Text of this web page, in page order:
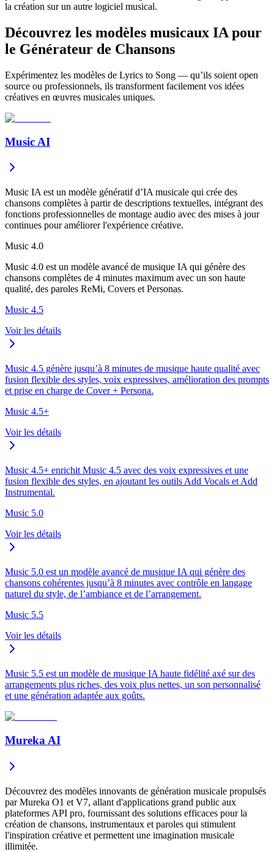
la création sur un autre logiciel musical.
Découvrez les modèles musicaux IA pour
le Générateur de Chansons
Expérimentez les modèles de Lyrics to Song — qu’ils soient open
source ou professionnels, ils transforment facilement vos idées
créatives en œuvres musicales uniques.
Music AI
Music IA est un modèle génératif d’IA musicale qui crée des
chansons complètes à partir de descriptions textuelles, intégrant des
fonctions professionnelles de montage audio avec des mises à jour
continues pour améliorer l'expérience créative.
Music 4.0
Music 4.0 est un modèle avancé de musique IA qui génère des
chansons complètes de 4 minutes maximum avec un son haute
qualité, des paroles ReMi, Covers et Personas.
Music 4.5
Voir les détails
Music 4.5 génère jusqu’à 8 minutes de musique haute qualité avec
fusion flexible des styles, voix expressives, amélioration des prompts
et prise en charge de Cover + Persona.
Music 4.5+
Voir les détails
Music 4.5+ enrichit Music 4.5 avec des voix expressives et une
fusion flexible des styles, en ajoutant les outils Add Vocals et Add
Instrumental.
Music 5.0
Voir les détails
Music 5.0 est un modèle avancé de musique IA qui génère des
chansons cohérentes jusqu’à 8 minutes avec contrôle en langage
naturel du style, de l’ambiance et de l’arrangement.
Music 5.5
Voir les détails
Music 5.5 est un modèle de musique IA haute fidélité axé sur des
arrangements plus riches, des voix plus nettes, un son personnalisé
et une génération adaptée aux goûts.
Mureka AI
Découvrez des modèles innovants de génération musicale propulsés
par Mureka O1 et V7, allant d'applications grand public aux
plateformes API pro, fournissant des solutions efficaces pour la
création de chansons, instrumentaux et paroles qui stimulent
l'inspiration créative et permettent une imagination musicale
illimitée.